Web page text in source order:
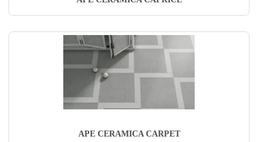
APE CERAMICA CARPET